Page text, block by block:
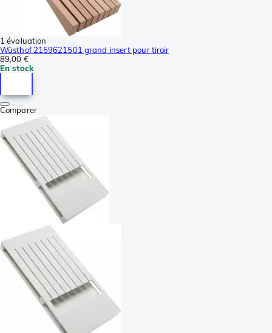
1 évaluation
Wüsthof 2159621501 grand insert pour tiroir
89,00 €
En stock
Comparer